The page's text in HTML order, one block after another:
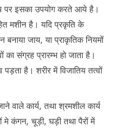
पर इसका उपयोग करते आये है।
मशीन है। यदि प्रकृति के
जाय, या प्राकृतिक नियमों
संग्रह प्रारम्भ हो जाता है।
है। शरीर में विजातिय तत्वों
कार्य, तथा श्रमशील कार्य
मे कंगन, चूड़ी, घड़ी तथा पैरों में